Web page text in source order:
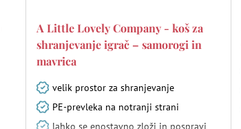
A Little Lovely Company - koš za
shranjevanje igrač – samorogi in
mavrica
velik prostor za shranjevanje
PE-prevleka na notranji strani
lahko se enostavno zloži in pospravi